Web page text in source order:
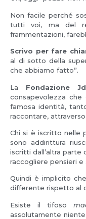
Non facile perché
tutti voi, ma del
frammentazioni,
Scrivo per fare
al di sotto della
che abbiamo fatto”.
La Fondazione
consapevolezza
famosa identità,
raccontare,
Chi si è iscritto nelle
sono addirittura
iscritti dall’altra parte
raccogliere pensieri e
Quindi è implicito
differente rispetto al
Esiste il tifoso
assolutamente